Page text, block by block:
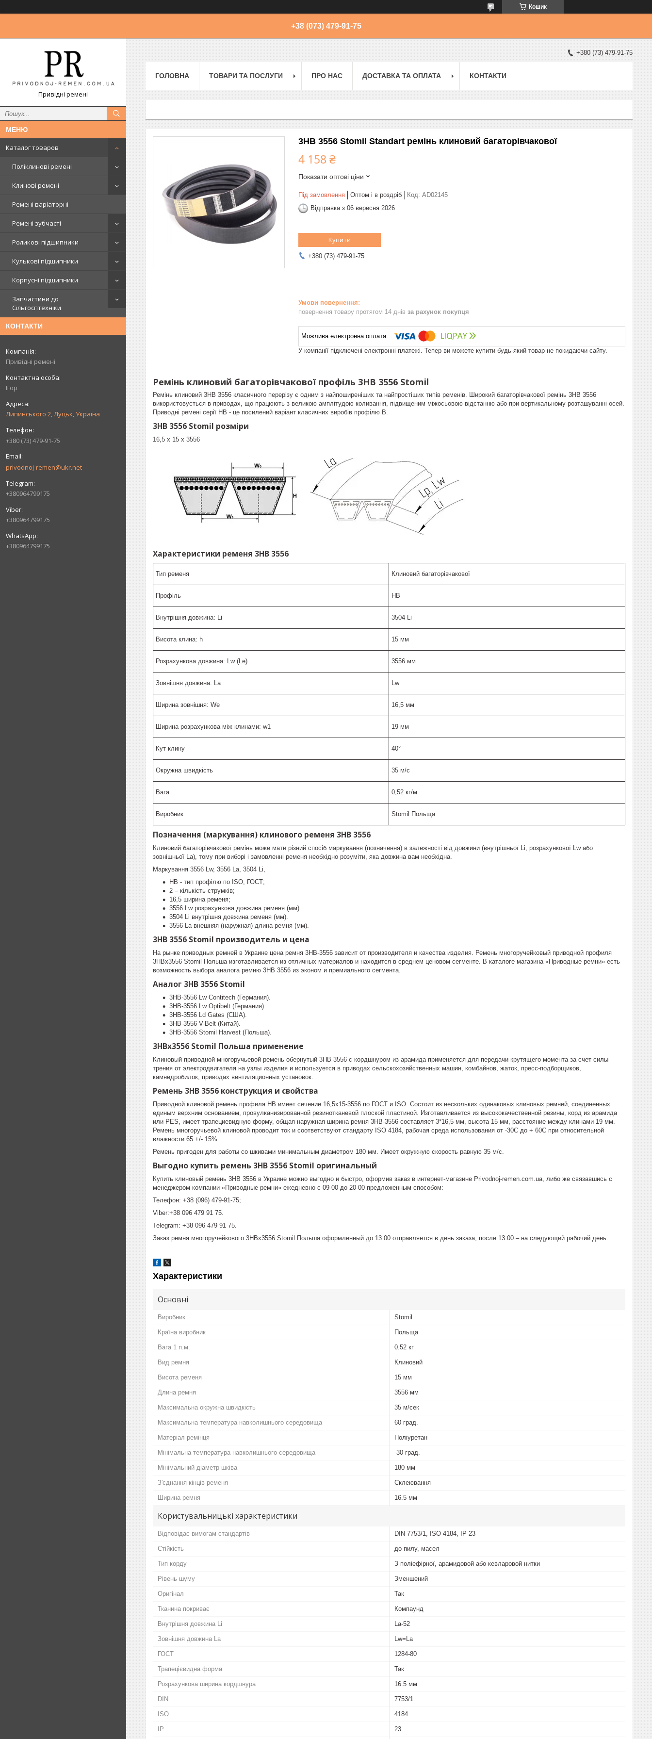
Кошик
+38 (073) 479-91-75
Привідні ремені
Каталог товаров
Поліклинові ремені
Клинові ремені
Ремені варіаторні
Ремені зубчасті
Роликові підшипники
Кулькові підшипники
Корпусні підшипники
Запчастини до
Сільгосптехніки
КОНТАКТИ
Привідні ремені
Ігор
Липинського 2, Луцьк, Україна
+380 (73) 479-91-75
privodnoj-remen@ukr.net
+380964799175
+380964799175
+380964799175
+380 (73) 479-91-75
ГОЛОВНА ТОВАРИ ТА ПОСЛУГИ ПРО НАС ДОСТАВКА ТА ОПЛАТА КОНТАКТИ
3HB 3556 Stomil Standart ремінь клиновий багаторівчакової
4 158 ₴
Показати оптові ціни
Під замовлення Оптом і в роздріб Код: AD02145
Відправка з 06 вересня 2026
Купити
+380 (73) 479-91-75
повернення товару протягом 14 днів за рахунок покупця
У компанії підключені електронні платежі. Тепер ви можете купити будь-який товар не покидаючи сайту.
Ремінь клиновий багаторівчакової профіль 3HB 3556 Stomil
Ремінь клиновий 3HB 3556 класичного перерізу є одним з найпоширеніших та найпростіших типів ременів. Широкий багаторівчакової ремінь 3НВ 3556
використовується в приводах, що працюють з великою амплітудою коливання, підвищеним міжосьовою відстанню або при вертикальному розташуванні осей.
Приводні ремені серії НВ - це посилений варіант класичних виробів профілю B.
3HB 3556 Stomil розміри
16,5 х 15 х 3556
Характеристики ременя 3НВ 3556
Тип ременя Клиновий багаторівчакової
Профіль HB
Внутрішня довжина: Li 3504 Li
Висота клина: h 15 мм
Розрахункова довжина: Lw (Le) 3556 мм
Зовнішня довжина: La Lw
Ширина зовнішня: We 16,5 мм
Ширина розрахункова між клинами: w1 19 мм
Кут клину 40°
Окружна швидкість 35 м/с
Вага 0,52 кг/м
Виробник Stomil Польща
Позначення (маркування) клинового ременя 3HB 3556
Клиновий багаторівчакової ремінь може мати різний спосіб маркування (позначення) в залежності від довжини (внутрішньої Li, розрахункової Lw або
зовнішньої La), тому при виборі і замовленні ременя необхідно розуміти, яка довжина вам необхідна.
Маркування 3556 Lw, 3556 La, 3504 Li,
HB - тип профілю по ISO, ГОСТ;
2 – кількість струмків;
16,5 ширина ременя;
3556 Lw розрахункова довжина ременя (мм).
3504 Li внутрішня довжина ременя (мм).
3556 La внешняя (наружная) длина ремня (мм).
3HB 3556 Stomil производитель и цена
На рынке приводных ремней в Украине цена ремня 3HB-3556 зависит от производителя и качества изделия. Ремень многоручейковый приводной профиля
3HBx3556 Stomil Польша изготавливается из отличных материалов и находится в среднем ценовом сегменте. В каталоге магазина «Приводные ремни» есть
возможность выбора аналога ремню 3НВ 3556 из эконом и премиального сегмента.
Аналог 3HB 3556 Stomil
3HB-3556 Lw Contitech (Германия).
3HB-3556 Lw Optibelt (Германия).
3HB-3556 Ld Gates (США).
3HB-3556 V-Belt (Китай).
3HB-3556 Stomil Harvest (Польша).
3HBx3556 Stomil Польша применение
Клиновый приводной многоручьевой ремень обернутый 3НВ 3556 с кордшнуром из арамида применяется для передачи крутящего момента за счет силы
трения от электродвигателя на узлы изделия и используется в приводах сельскохозяйственных машин, комбайнов, жаток, пресс-подборщиков,
камнедробилок, приводах вентиляционных установок.
Ремень 3НВ 3556 конструкция и свойства
Приводной клиновой ремень профиля HB имеет сечение 16,5x15-3556 по ГОСТ и ISO. Состоит из нескольких одинаковых клиновых ремней, соединенных
единым верхним основанием, провулканизированной резинотканевой плоской пластиной. Изготавливается из высококачественной резины, корд из арамида
или PES, имеет трапециевидную форму, общая наружная ширина ремня 3HB-3556 составляет 3*16,5 мм, высота 15 мм, расстояние между клинами 19 мм.
Ремень многоручьевой клиновой проводит ток и соответствуют стандарту ISO 4184, рабочая среда использования от -30С до + 60С при относительной
влажности 65 +/- 15%.
Ремень пригоден для работы со шкивами минимальным диаметром 180 мм. Имеет окружную скорость равную 35 м/с.
Выгодно купить ремень 3HB 3556 Stomil оригинальный
Купить клиновый ремень 3НВ 3556 в Украине можно выгодно и быстро, оформив заказ в интернет-магазине Рrivodnoj-remen.com.ua, либо же связавшись с
менеджером компании «Приводные ремни» ежедневно с 09-00 до 20-00 предложенным способом:
Телефон: +38 (096) 479-91-75;
Viber:+38 096 479 91 75.
Telegram: +38 096 479 91 75.
Заказ ремня многоручейкового 3HBx3556 Stomil Польша оформленный до 13.00 отправляется в день заказа, после 13.00 – на следующий рабочий день.
Характеристики
Основні
Виробник Stomil
Країна виробник Польща
Вага 1 п.м. 0.52 кг
Вид ремня Клиновий
Висота ременя 15 мм
Длина ремня 3556 мм
Максимальна окружна швидкість 35 м/сек
Максимальна температура навколишнього середовища 60 град.
Матеріал ремінця Поліуретан
Мінімальна температура навколишнього середовища -30 град.
Мінімальний діаметр шківа 180 мм
З'єднання кінців ременя Склеювання
Ширина ремня 16.5 мм
Користувальницькі характеристики
Відповідає вимогам стандартів DIN 7753/1, ISO 4184, IP 23
Стійкість до пилу, масел
Тип корду З поліефірної, арамидовой або кевларовой нитки
Рівень шуму Зменшений
Оригінал Так
Тканина покриває Компаунд
Внутрішня довжина Li La-52
Зовнішня довжина La Lw=La
ГОСТ 1284-80
Трапецієвидна форма Так
Розрахункова ширина кордшнура 16.5 мм
DIN 7753/1
ISO 4184
IP 23